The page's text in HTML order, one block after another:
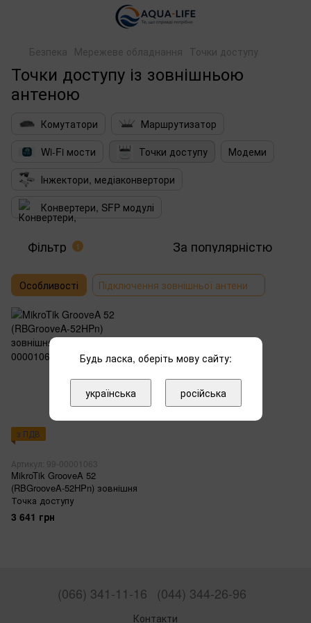
Безпека Мережеве обладнання Точки доступу
Точки доступу із зовнішньою
антеною
Комутатори
Маршрутизатор
Wi-Fi мости
Точки доступу
Модеми
Інжектори, медіаконвертори
Конвертери, SFP модулі
Фільтр 1 За популярністю
Особливості Підключення зовнішньої антени
з ПДВ
Артикул: 99-00001063
MikroTik GrooveA 52
(RBGrooveA-52HPn) зовнішня
Точка доступу
3 641 грн
(066) 341-11-16 (044) 344-26-96
Контакти
Будь ласка, оберіть мову сайту:
українська російська